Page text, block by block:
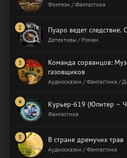
Фэнтези / Фантастика
Пуаро ведет следствие.
Детективы / Роман
Команда сорванцов:
газовщиков
Аудиосказки / Фантастика /
Курьер-619 (Юпитер –
Фантастика
В стране дремучих трав
Аудиосказки / Фантастика